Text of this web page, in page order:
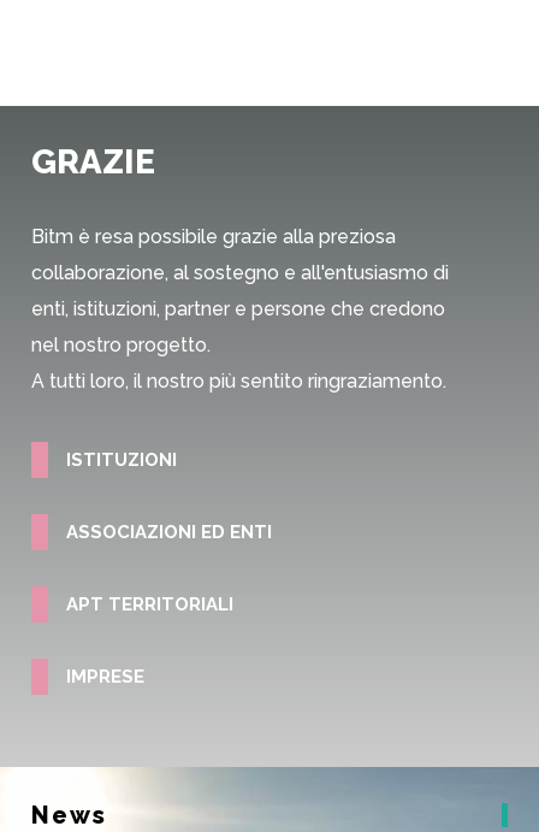
GRAZIE
Bitm è resa possibile grazie alla preziosa
collaborazione, al sostegno e all'entusiasmo di
enti, istituzioni, partner e persone che credono
nel nostro progetto.
A tutti loro, il nostro più sentito ringraziamento.
ISTITUZIONI
ASSOCIAZIONI ED ENTI
APT TERRITORIALI
IMPRESE
News